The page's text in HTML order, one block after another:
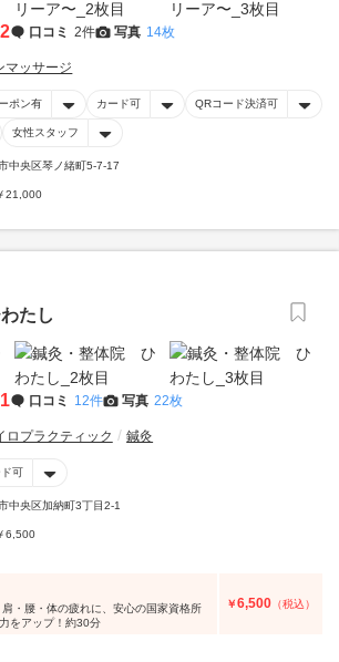
口コミ 2件 写真 14枚
マッサージ
ポン有 カード可 QRコード決済可
女性スタッフ
中央区琴ノ緒町5-7-17
21,000
たし
口コミ 12件 写真 22枚
ロプラクティック 鍼灸
可
中央区加納町3丁目2-1
6,500
腰・体の疲れに、安心の国家資格所
をアップ！約30分
￥6,500 （税込）